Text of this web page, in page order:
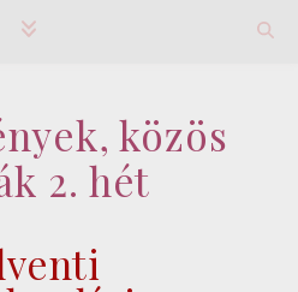
közös
2. hét